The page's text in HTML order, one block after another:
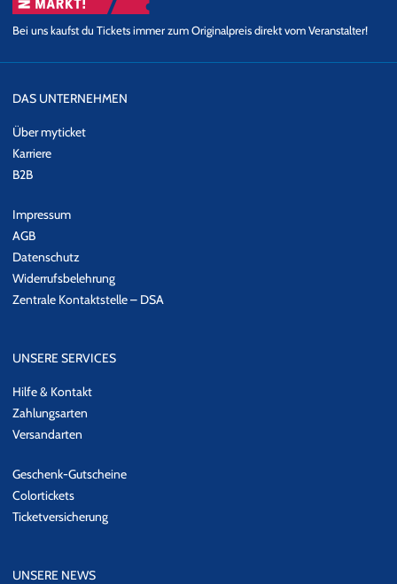
Bei uns kaufst du Tickets immer zum Originalpreis direkt vom Veranstalter!
DAS UNTERNEHMEN
Über myticket
Karriere
B2B
Impressum
AGB
Datenschutz
Widerrufsbelehrung
Zentrale Kontaktstelle – DSA
UNSERE SERVICES
Hilfe & Kontakt
Zahlungsarten
Versandarten
Geschenk-Gutscheine
Colortickets
Ticketversicherung
UNSERE NEWS